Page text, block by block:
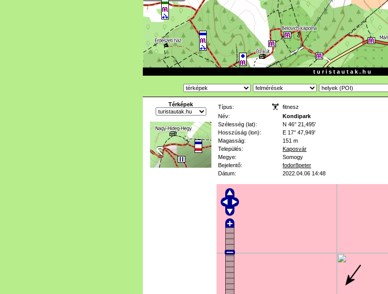
t u r i s t a u t a k . h u
Térképek Típus: fitnesz
Név:
Kondipark
Szélesség (lat):
N 46° 21,495'
Hosszúság (lon):
E 17° 47,949'
Magasság:
151 m
Település:
Kaposvár
Megye:
Somogy
Bejelentő:
fodor8peter
Dátum:
2022.04.06 14:48